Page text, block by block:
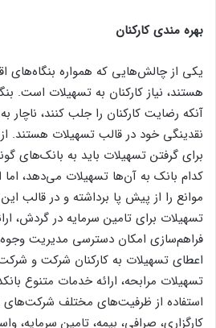
بهره مندی کارکنان
یکی از چالش‌هایی که همواره بنگاه‌های
هستند، نیاز کارکنان به تسهیلات است.
آنکه رضایت کارکنان را جلب کنند،
نقدینگی خود در قالب تسهیلات هستند.
برای گرفتن تسهیلات باید به بانک‌های
کدام بانک به آن‌ها تسهیلات می‌دهد، اما
موانع را از پیش پا برداشته و در قالب
تسهیلات برای تامین سرمایه در گردش،
فراهم‌سازی امکان دسترسی مدیریت وجوه
اعطای تسهیلات به کارکنان شرکت و
تسهیلات مرابحه، ارائه خدمات متنوع
استفاده از ظرفیت‌های مختلف شرکت‌های
کارگزاری، صرافی، بیمه، تامین سرمایه،